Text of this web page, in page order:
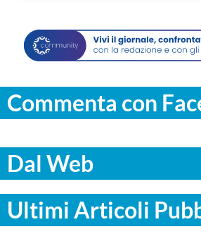
Commenta con
Dal Web
Ultimi Articoli
RAGUSA